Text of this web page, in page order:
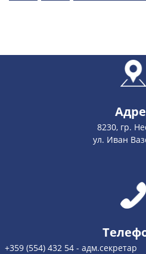
8230, гр.
ул. Иван
+359 (554) 432 54 - адм.секретар